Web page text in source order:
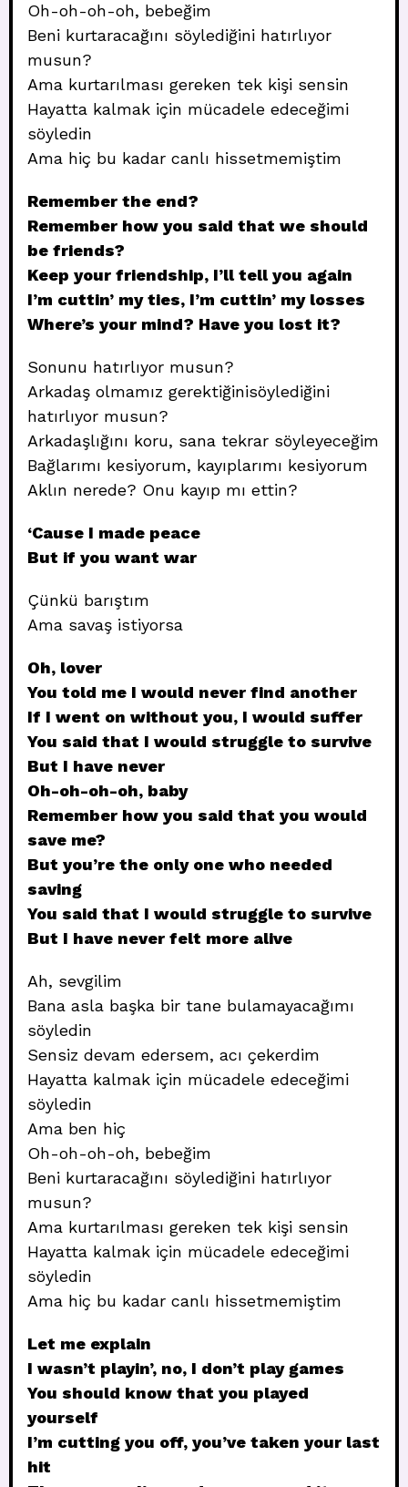
Oh-oh-oh-oh, bebeğim
Beni kurtaracağını söylediğini hatırlıyor
musun?
Ama kurtarılması gereken tek kişi sensin
Hayatta kalmak için mücadele edeceğimi
söyledin
Ama hiç bu kadar canlı hissetmemiştim
Remember the end?
Remember how you said that we should
be friends?
Keep your friendship, I’ll tell you again
I’m cuttin’ my ties, I’m cuttin’ my losses
Where’s your mind? Have you lost it?
Sonunu hatırlıyor musun?
Arkadaş olmamız gerektiğinisöylediğini
hatırlıyor musun?
Arkadaşlığını koru, sana tekrar söyleyeceğim
Bağlarımı kesiyorum, kayıplarımı kesiyorum
Aklın nerede? Onu kayıp mı ettin?
‘Cause I made peace
But if you want war
Çünkü barıştım
Ama savaş istiyorsa
Oh, lover
You told me I would never find another
If I went on without you, I would suffer
You said that I would struggle to survive
But I have never
Oh-oh-oh-oh, baby
Remember how you said that you would
save me?
But you’re the only one who needed
saving
You said that I would struggle to survive
But I have never felt more alive
Ah, sevgilim
Bana asla başka bir tane bulamayacağımı
söyledin
Sensiz devam edersem, acı çekerdim
Hayatta kalmak için mücadele edeceğimi
söyledin
Ama ben hiç
Oh-oh-oh-oh, bebeğim
Beni kurtaracağını söylediğini hatırlıyor
musun?
Ama kurtarılması gereken tek kişi sensin
Hayatta kalmak için mücadele edeceğimi
söyledin
Ama hiç bu kadar canlı hissetmemiştim
Let me explain
I wasn’t playin’, no, I don’t play games
You should know that you played
yourself
I’m cutting you off, you’ve taken your last
hit